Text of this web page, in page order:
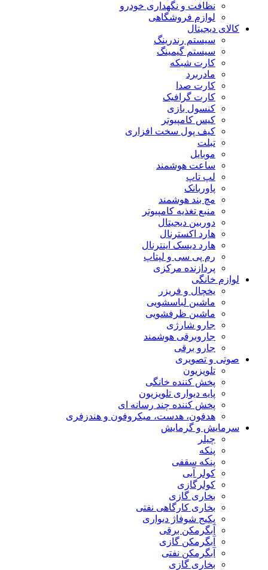
نظافت و نگهداری خودرو
لوازم فروشگاهی
کالای دیجیتال
سیستم رندرینگ
سیستم گیمینگ
کارت شبکه
مادربرد
کارت صدا
کارت گرافیک
کنسول بازی
کیس کامپیوتر
کیف پول سخت افزاری
تبلت
موبایل
ساعت هوشمند
لپ تاپ
پاوربانک
مچ بند هوشمند
منبع تغذیه کامپیوتر
دوربین دیجیتال
هارد اکسترنال
هارد دیسک اینترنال
رم پی سی و لپتاپ
پردازنده مرکزی
لوازم خانگی
یخچال و فریزر
ماشین لباسشویی
ماشین ظرفشویی
جارو شارژی
جاروبرقی هوشمند
جارو برقی
صوتی و تصویری
تلویزیون
پخش کننده خانگی
پایه دیواری تلویزیون
پخش کننده چند رسانه ای
هدفون، هدست، میکروفون و هندزفری
سرمایش و گرمایش
چیلر
پنکه
پنکه سقفی
کولر آبی
کولرگازی
بخاری گازی
بخاری کارگاهی نفتی
پکیج شوفاژ دیواری
آبگرمکن برقی
آبگرمکن گازی
آبگرمکن نفتی
بخاری گازی